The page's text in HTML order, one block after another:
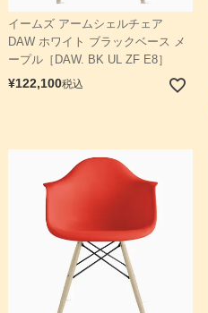
イームズ アームシェルチェア
DAW ホワイト ブラックベース メ
ープル［DAW. BK UL ZF E8］
¥122,100税込